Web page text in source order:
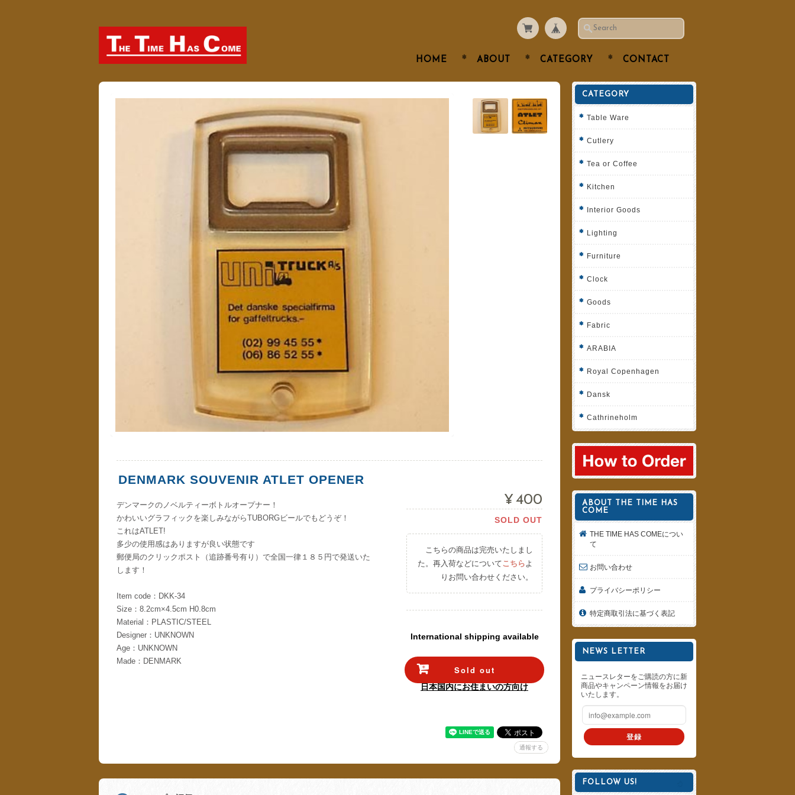
HOME ABOUT CATEGORY CONTACT
DENMARK SOUVENIR ATLET OPENER
デンマークのノベルティーボトルオープナー！
かわいいグラフィックを楽しみながらTUBORGビールでもどうぞ！
これはATLET!
多少の使用感はありますが良い状態です
郵便局のクリックポスト（追跡番号有り）で全国一律１８５円で発送いた
します！
Item code：DKK-34
Size：8.2cm×4.5cm H0.8cm
Material：PLASTIC/STEEL
Designer：UNKNOWN
Age：UNKNOWN
Made：DENMARK
¥400
SOLD OUT
こちらの商品は完売いたしまし
た。再入荷などについてこちら よ
りお問い合わせください。
International shipping available
Sold out
日本国内にお住まいの方向け
通報する
CATEGORY
Table Ware
Cutlery
Tea or Coffee
Kitchen
Interior Goods
Lighting
Furniture
Clock
Goods
Fabric
ARABIA
Royal Copenhagen
Dansk
Cathrineholm
ABOUT THE TIME HAS
COME
THE TIME HAS COMEについ
て
お問い合わせ
プライバシーポリシー
特定商取引法に基づく表記
NEWS LETTER
ニュースレターをご購読の方に新
商品やキャンペーン情報をお届け
いたします。
登録
FOLLOW US!